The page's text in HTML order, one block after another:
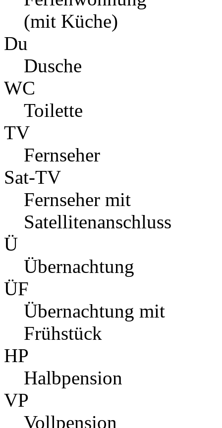
(mit Küche)
Du
Dusche
WC
Toilette
TV
Fernseher
Sat-TV
Fernseher mit
Satellitenanschluss
Ü
Übernachtung
ÜF
Übernachtung mit
Frühstück
HP
Halbpension
VP
Vollpension